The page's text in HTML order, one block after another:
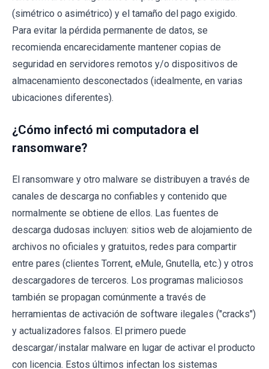
(simétrico o asimétrico) y el tamaño del pago exigido.
Para evitar la pérdida permanente de datos, se
recomienda encarecidamente mantener copias de
seguridad en servidores remotos y/o dispositivos de
almacenamiento desconectados (idealmente, en varias
ubicaciones diferentes).
¿Cómo infectó mi computadora el
ransomware?
El ransomware y otro malware se distribuyen a través de
canales de descarga no confiables y contenido que
normalmente se obtiene de ellos. Las fuentes de
descarga dudosas incluyen: sitios web de alojamiento de
archivos no oficiales y gratuitos, redes para compartir
entre pares (clientes Torrent, eMule, Gnutella, etc.) y otros
descargadores de terceros. Los programas maliciosos
también se propagan comúnmente a través de
herramientas de activación de software ilegales ("cracks")
y actualizadores falsos. El primero puede
descargar/instalar malware en lugar de activar el producto
con licencia. Estos últimos infectan los sistemas